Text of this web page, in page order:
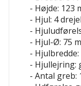
- Højde: 123
- Hjul: 4
-
- Hjul-Ø: 75
- Hjulbredde:
- Hjullejring:
- Antal greb: